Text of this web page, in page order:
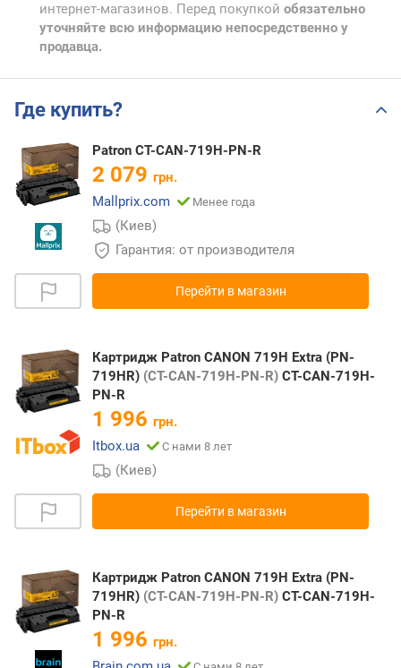
интернет-магазинов. Перед покупкой обязательно
уточняйте всю информацию непосредственно у
продавца.
Где купить?
Patron CT-CAN-719H-PN-R
2 079 грн.
Mallprix.com
Менее года
(Киев)
Гарантия: от производителя
Перейти в магазин
Картридж Patron CANON 719H Extra (PN-
719HR) (CT-CAN-719H-PN-R) CT-CAN-719H-
PN-R
1 996 грн.
Itbox.ua
С нами 8 лет
(Киев)
Перейти в магазин
Картридж Patron CANON 719H Extra (PN-
719HR) (CT-CAN-719H-PN-R) CT-CAN-719H-
PN-R
1 996 грн.